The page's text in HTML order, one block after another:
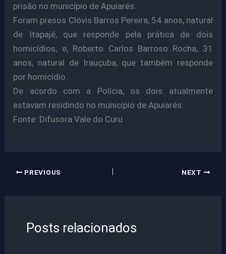
prisão no município de Apuiarés.
Foram presos Clóvis Barros Pereira, 54 anos, natural
de Itapajé, que responde pela prática de dois
homicídios, e, Roberto Carlos Barroso Rocha, 31
anos, natural de Irauçuba, que também responde
por homicídio.
De acordo com a Polícia, os dois atualmente
estavam residindo no município de Apuiarés.
Fonte: Difusora Vale do Curu
PREVIOUS NEXT
Posts relacionados